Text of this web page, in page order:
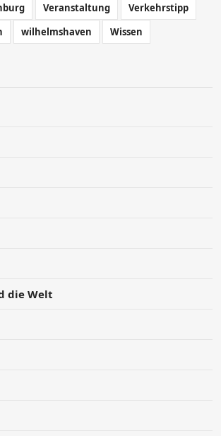
Veranstaltung
Verkehrstipp
wilhelmshaven Wissen
die Welt